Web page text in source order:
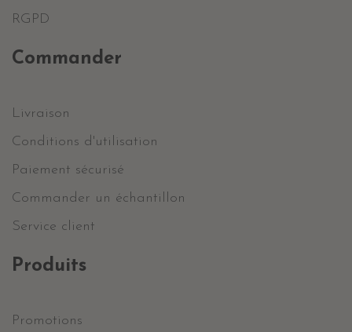
RGPD
Commander
Livraison
Conditions d'utilisation
Paiement sécurisé
Commander un échantillon
Service client
Produits
Promotions